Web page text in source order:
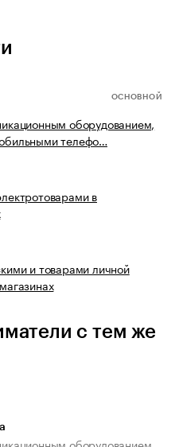
ОСНОВНОЙ
оборудованием,
телефо…
в
и товарами личной
с тем же